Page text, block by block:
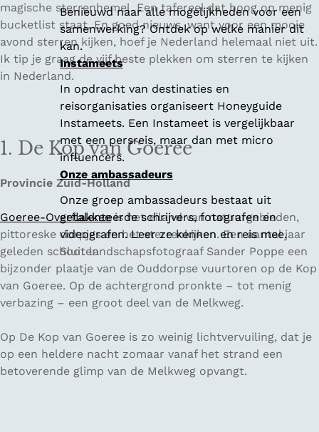
Benieuwd naar alle mogelijkheden voor een
samenwerking? Ontdek op welke manier dit
kan.
Instameets
In opdracht van destinaties en
reisorganisaties organiseert Honeyguide
Instameets. Een Instameet is vergelijkbaar
met een persreis, maar dan met micro
influencers.
Onze ambassadeurs
Onze groep ambassadeurs bestaat uit
getalenteerde schrijvers, fotografen en
videografen. Leer ze kennen en reis mee.
Sluiten
magische sterrenhemel. Een tafereel dat hoog op menig
bucketlist staat. En goed nieuws, want voor een mooie
avond sterren kijken, hoef je Nederland helemaal niet uit.
Ik tip je graag de vijf beste plekken om sterren te kijken
in Nederland.
1. De Kop van Goeree
Provincie Zuid-Holland
Goeree-Overflakkeeis het eiland van natuurgebieden,
pittoreske dorpjes en het sterrenkijken. Een aantal jaar
geleden schoot landschapsfotograaf Sander Poppe een
bijzonder plaatje van de Ouddorpse vuurtoren op de Kop
van Goeree. Op de achtergrond pronkte – tot menig
verbazing – een groot deel van de Melkweg.
Op De Kop van Goeree is zo weinig lichtvervuiling, dat je
op een heldere nacht zomaar vanaf het strand een
betoverende glimp van de Melkweg opvangt.